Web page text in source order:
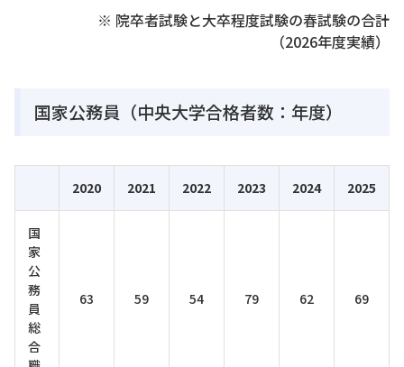
※ 院卒者試験と大卒程度試験の春試験の合計
（2026年度実績）
国家公務員（中央大学合格者数：年度）
2020 2021 2022 2023 2024 2025
国
家
公
務
員
総
合
63 59 54 79 62 69